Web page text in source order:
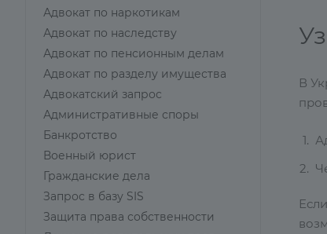
В
Адвокат по наркотикам
Адвокат по наследству
Адвокат по пенсионным делам
Адвокат по разделу имущества
Адвокатский запрос
Административные споры
Банкротство
Военный юрист
Гражданские дела
Запрос в базу SIS
Защита права собственности